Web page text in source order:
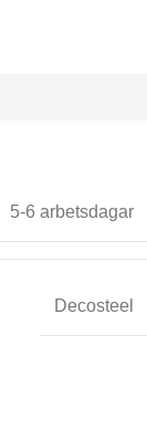
5-6 arbetsdagar
Decosteel